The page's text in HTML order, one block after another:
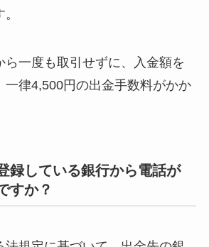
ら一度も取引せずに、入金額を
一律4,500円の出金手数料がかか
録している銀行から電話が
すか？